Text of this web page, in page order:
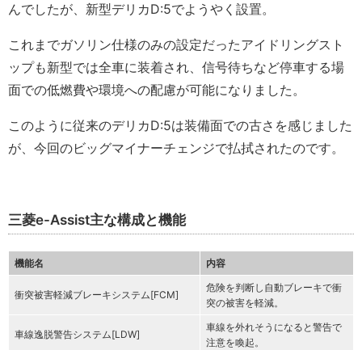
んでしたが、新型デリカD:5でようやく設置。
これまでガソリン仕様のみの設定だったアイドリングスト
ップも新型では全車に装着され、信号待ちなど停車する場
面での低燃費や環境への配慮が可能になりました。
このように従来のデリカD:5は装備面での古さを感じました
が、今回のビッグマイナーチェンジで払拭されたのです。
三菱e-Assist主な構成と機能
機能名 内容
衝突被害軽減ブレーキシステム[FCM]
危険を判断し自動ブレーキで衝
突の被害を軽減。
車線逸脱警告システム[LDW]
車線を外れそうになると警告で
注意を喚起。